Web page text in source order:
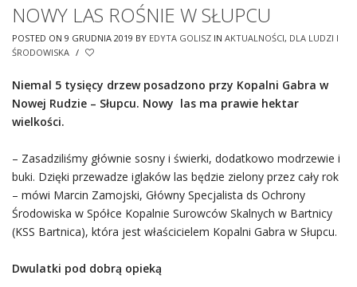
NOWY LAS ROŚNIE W SŁUPCU
POSTED ON 9 GRUDNIA 2019 BY EDYTA GOLISZ IN AKTUALNOŚCI, DLA LUDZI I
ŚRODOWISKA /
Niemal 5 tysięcy drzew posadzono przy Kopalni Gabra w
Nowej Rudzie – Słupcu. Nowy las ma prawie hektar
wielkości.
– Zasadziliśmy głównie sosny i świerki, dodatkowo modrzewie i
buki. Dzięki przewadze iglaków las będzie zielony przez cały rok
– mówi Marcin Zamojski, Główny Specjalista ds Ochrony
Środowiska w Spółce Kopalnie Surowców Skalnych w Bartnicy
(KSS Bartnica), która jest właścicielem Kopalni Gabra w Słupcu.
Dwulatki pod dobrą opieką